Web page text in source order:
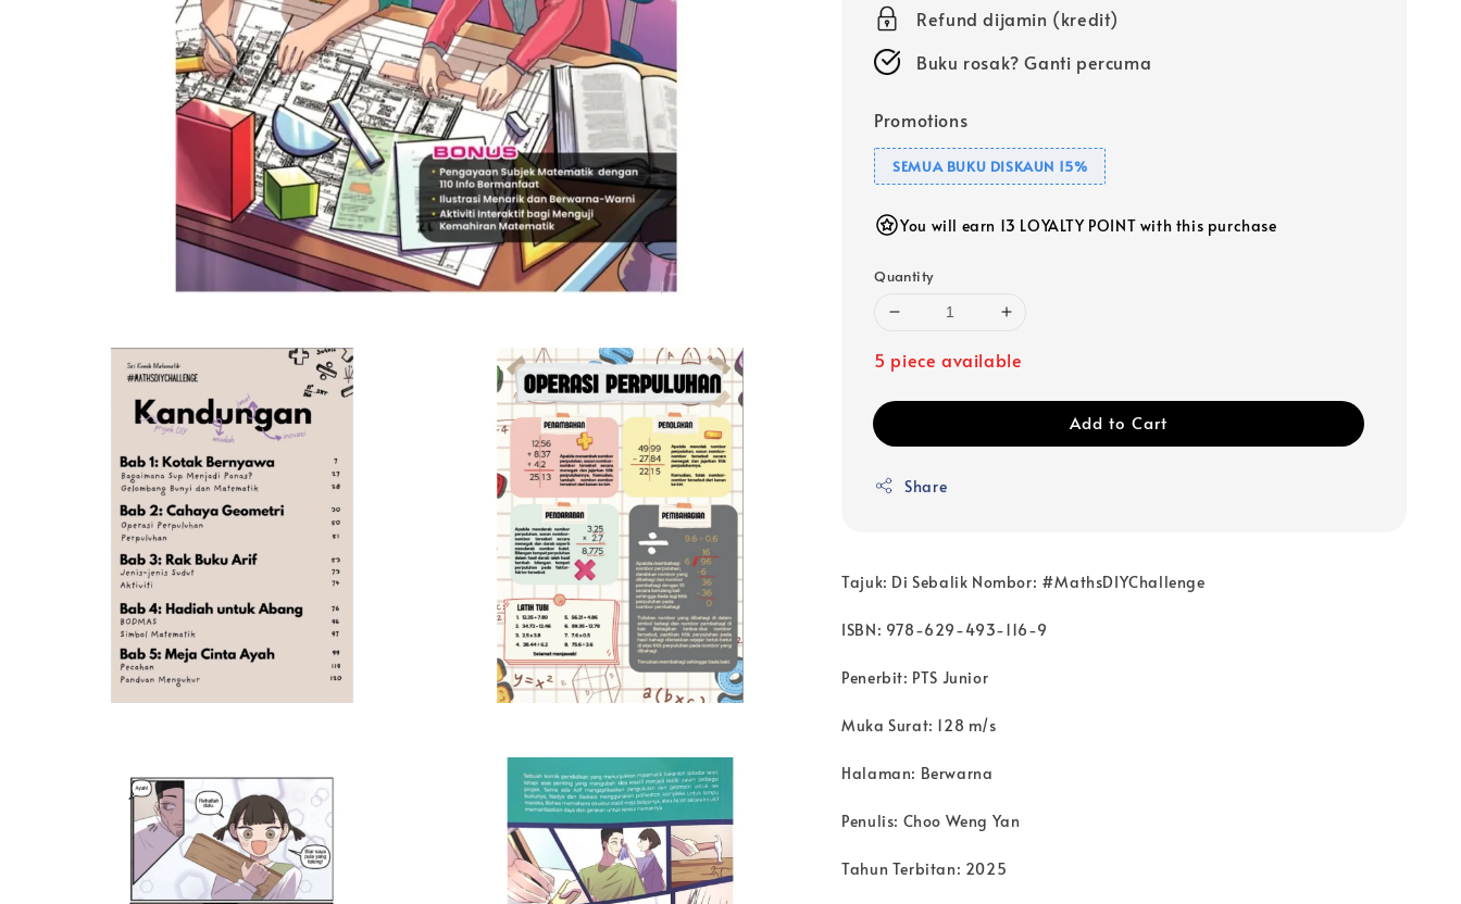
Refund dijamin (kredit)
Buku rosak? Ganti percuma
Promotions
SEMUA BUKU DISKAUN 15%
You will earn 13 LOYALTY POINT with this purchase
Quantity
5 piece available
Add to Cart
Share
Tajuk: Di Sebalik Nombor: #MathsDIYChallenge
ISBN: 978-629-493-116-9
Penerbit: PTS Junior
Muka Surat: 128 m/s
Halaman: Berwarna
Penulis: Choo Weng Yan
Tahun Terbitan: 2025